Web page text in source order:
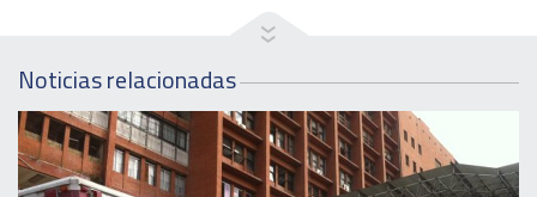
Noticias relacionadas